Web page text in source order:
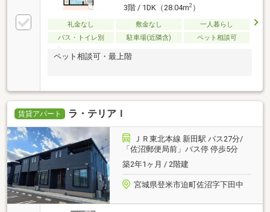
3階 / 1DK（28.04m2）
礼金なし 敷金なし
一人暮らし
バス・トイレ別
駐車場(近隣含) ペット相談可
ペット相談可・最上階
賃貸アパート ラ・テリアＩ
ＪＲ東北本線 新田駅 バス27分/
「佐沼郵便局前」バス停 停歩5分
築2年1ヶ月 / 2階建
宮城県登米市迫町佐沼字下田中